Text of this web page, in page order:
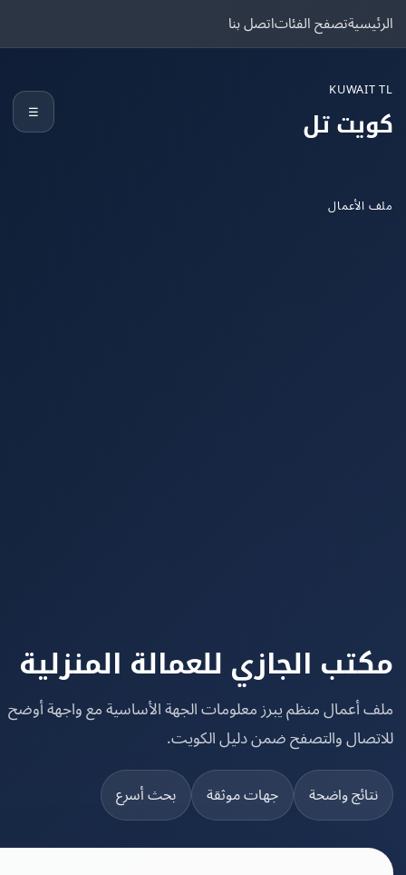
تصفح الفئاتاتصل بنا
تل
الجازي للعمالة المنزلية
منظم يبرز معلومات الجهة الأساسية مع واجهة أوضح
والتصفح ضمن دليل الكويت.
واضحة جهات موثقة بحث أسرع